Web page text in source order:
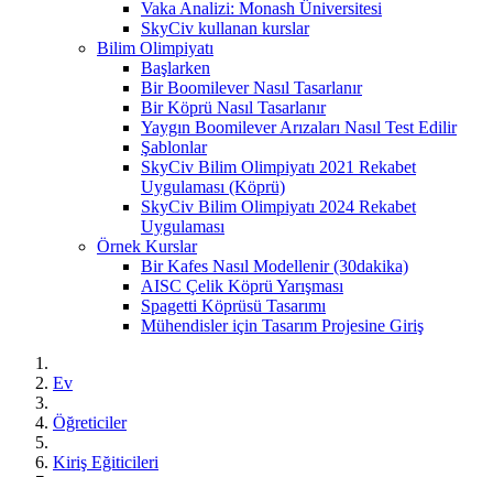
Vaka Analizi: Monash Üniversitesi
SkyCiv kullanan kurslar
Bilim Olimpiyatı
Başlarken
Bir Boomilever Nasıl Tasarlanır
Bir Köprü Nasıl Tasarlanır
Yaygın Boomilever Arızaları Nasıl Test Edilir
Şablonlar
SkyCiv Bilim Olimpiyatı 2021 Rekabet
Uygulaması (Köprü)
SkyCiv Bilim Olimpiyatı 2024 Rekabet
Uygulaması
Örnek Kurslar
Bir Kafes Nasıl Modellenir (30dakika)
AISC Çelik Köprü Yarışması
Spagetti Köprüsü Tasarımı
Mühendisler için Tasarım Projesine Giriş
Ev
Öğreticiler
Kiriş Eğiticileri